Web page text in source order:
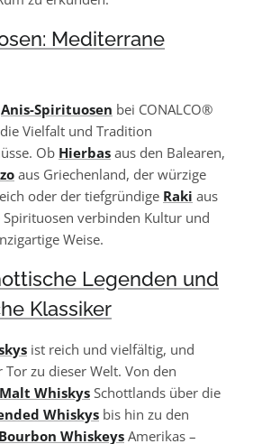
Mediterrane
Anis-Spirituosen bei CONALCO®
Vielfalt und Tradition
Ob Hierbas aus den Balearen,
aus Griechenland, der würzige
oder der tiefgründige Raki aus
Spirituosen verbinden Kultur und
Weise.
Legenden und
Klassiker
ist reich und vielfältig, und
Tor zu dieser Welt. Von den
WhiskysSchottlands über die
Whiskys bis hin zu den
Bourbon Whiskeys Amerikas –